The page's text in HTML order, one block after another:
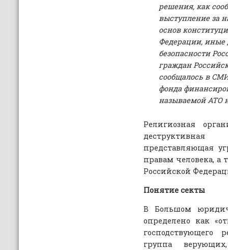
решения, как
выступление за
основ
Федерации, иные
безопасности
граждан
сообщалось в
фонда
называемой АТО
Религиозная
представляющая
правам человека, а
Российской
Понятие секты
В Большом
определено как
господствующего
группа